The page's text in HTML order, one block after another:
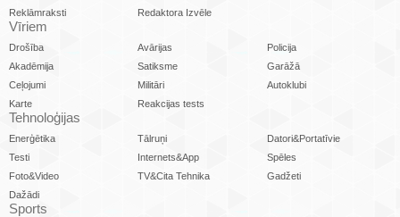
Reklāmraksti
Redaktora Izvēle
Vīriem
Drošība Avārijas
Policija
Akadēmija
Satiksme
Garāžā
Ceļojumi
Militāri
Autoklubi
Karte
Reakcijas tests
Tehnoloģijas
Enerģētika Tālruņi
Datori&Portatīvie
Testi
Internets&App
Spēles
Foto&Video
TV&Cita Tehnika
Gadžeti
Dažādi
Sports